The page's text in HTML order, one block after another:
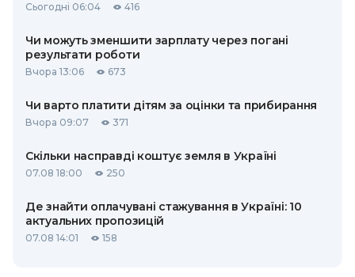
Сьогодні 06:04 416
Чи можуть зменшити зарплату через погані
результати роботи
Вчора 13:06 673
Чи варто платити дітям за оцінки та прибирання
Вчора 09:07 371
Скільки насправді коштує земля в Україні
07.08 18:00 250
Де знайти оплачувані стажування в Україні: 10
актуальних пропозицій
07.08 14:01 158